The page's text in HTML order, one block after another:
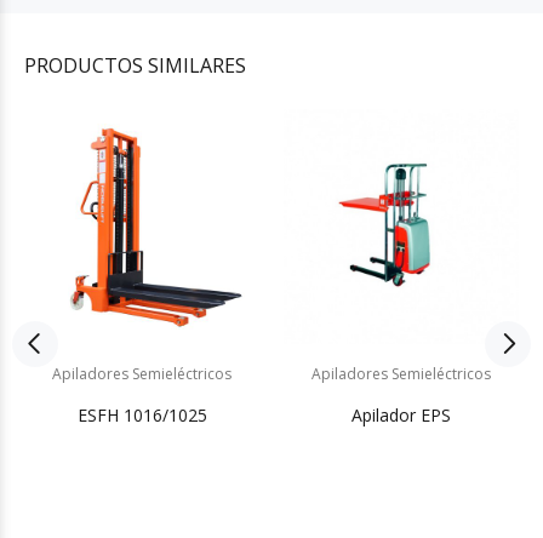
PRODUCTOS SIMILARES
Apiladores Semieléctricos
ESFH 1016/1025
Apiladores Semieléctricos
Apilador EPS